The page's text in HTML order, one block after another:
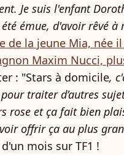
Je suis l'enfant
émue, d'avoir rêvé
de la jeune Mia, née il
Maxim Nucci,
: "Stars à domicile,
traiter d’autres
rose et ça fait bien
offrir ça au plus
mois sur TF1 !